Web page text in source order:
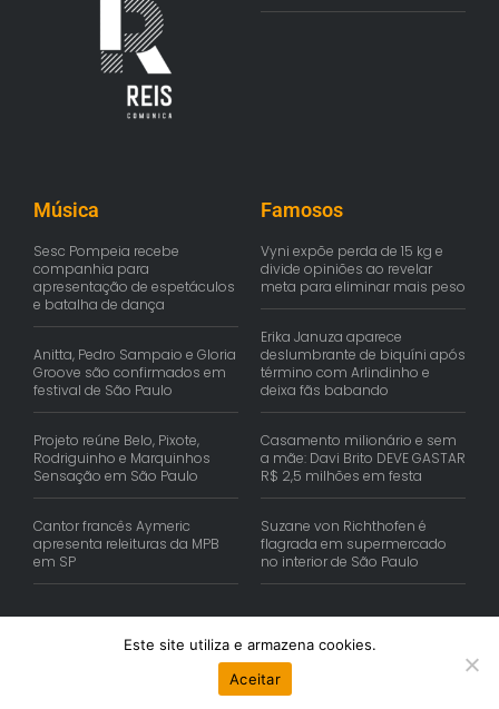
Música
Sesc Pompeia recebe
companhia para
apresentação de espetáculos
e batalha de dança
Anitta, Pedro Sampaio e Gloria
Groove são confirmados em
festival de São Paulo
Projeto reúne Belo, Pixote,
Rodriguinho e Marquinhos
Sensação em São Paulo
Cantor francês Aymeric
apresenta releituras da MPB
em SP
Famosos
Vyni expõe perda de 15 kg e
divide opiniões ao revelar
meta para eliminar mais peso
Erika Januza aparece
deslumbrante de biquíni após
término com Arlindinho e
deixa fãs babando
Casamento milionário e sem
a mãe: Davi Brito DEVE GASTAR
R$ 2,5 milhões em festa
Suzane von Richthofen é
flagrada em supermercado
no interior de São Paulo
© Copyright 2026 | Reis Comunica. Todos os Direitos Reservados.
Este site utiliza e armazena cookies.
Aceitar